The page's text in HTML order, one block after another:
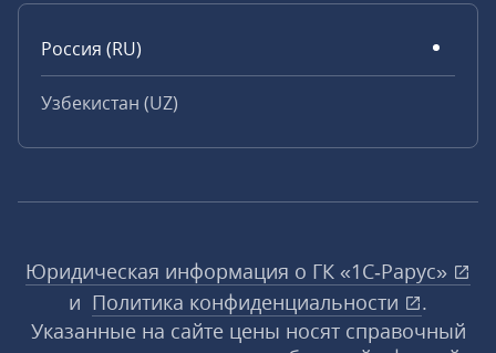
Россия (RU)
Узбекистан (UZ)
Юридическая информация о ГК «1С‑Рарус»
и Политика конфиденциальности
.
Указанные на сайте цены носят справочный